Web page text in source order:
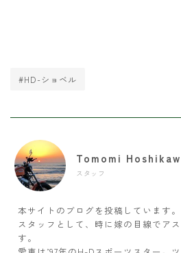
#HD-ショベル
Tomomi
スタッフ
本サイトのブログを投稿しています。
スタッフとして、時に嫁の目線でア
す。